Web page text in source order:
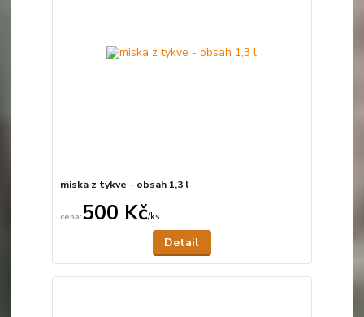
miska z tykve - obsah 1,3 l
500 Kč/ks
Detail